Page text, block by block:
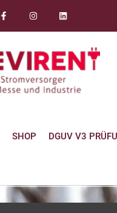
SHOP DGUV V3